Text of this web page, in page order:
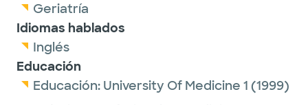
Geriatría
Idiomas hablados
Inglés
Educación
Educación: University Of Medicine 1 (1999)